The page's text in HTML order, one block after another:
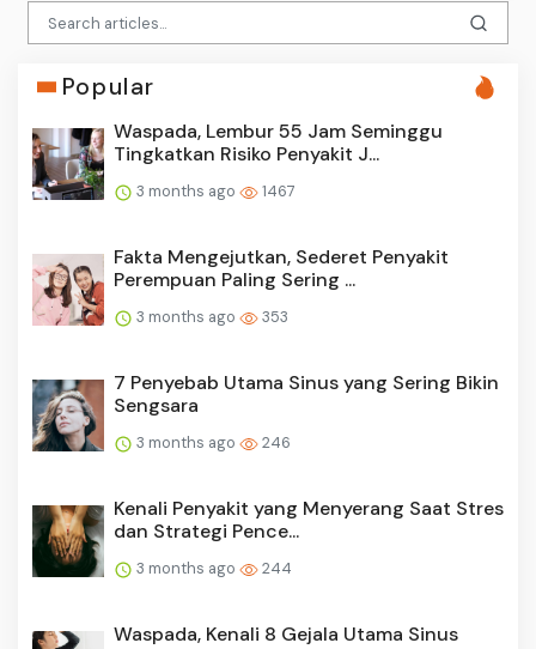
Popular
Waspada, Lembur 55 Jam Seminggu
Tingkatkan Risiko Penyakit J...
3 months ago 1467
Fakta Mengejutkan, Sederet Penyakit
Perempuan Paling Sering ...
3 months ago 353
7 Penyebab Utama Sinus yang Sering Bikin
Sengsara
3 months ago 246
Kenali Penyakit yang Menyerang Saat Stres
dan Strategi Pence...
3 months ago 244
Waspada, Kenali 8 Gejala Utama Sinus